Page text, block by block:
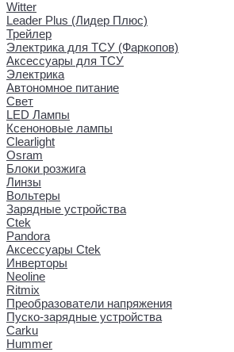
Witter
Leader Plus (Лидер Плюс)
Трейлер
Электрика для ТСУ (Фаркопов)
Аксессуары для ТСУ
Электрика
Автономное питание
Свет
LED Лампы
Ксеноновые лампы
Clearlight
Osram
Блоки розжига
Линзы
Вольтеры
Зарядные устройства
Ctek
Pandora
Аксессуары Ctek
Инверторы
Neoline
Ritmix
Преобразователи напряжения
Пуско-зарядные устройства
Carku
Hummer